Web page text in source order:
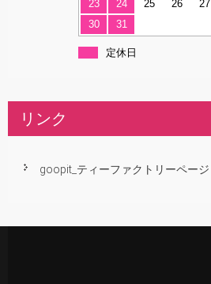
23
24 25 26 27
30
31
定休日
リンク
goopit_ティーファクトリーページ